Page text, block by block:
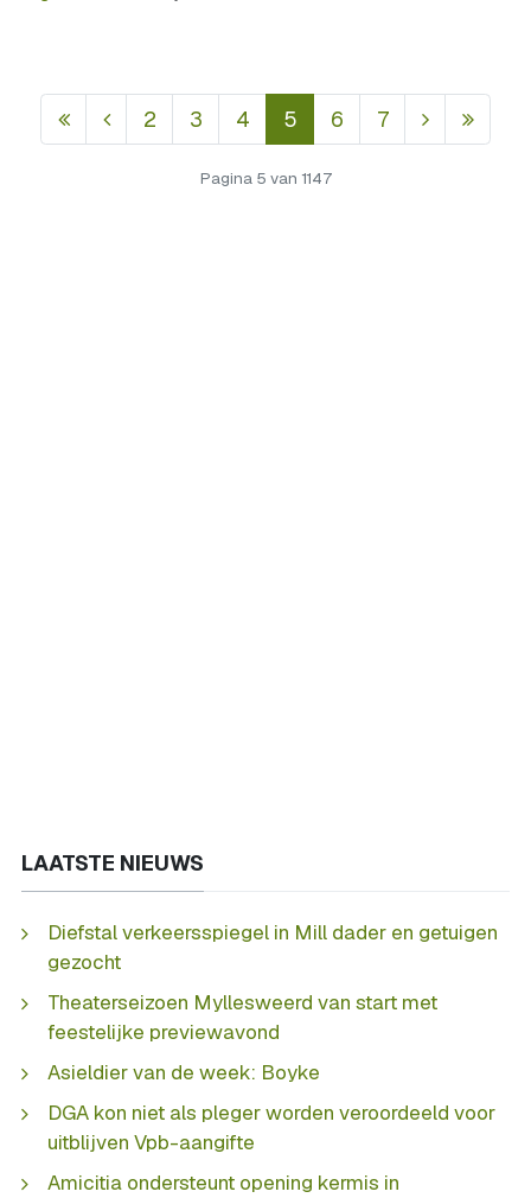
2 3 4 5 6 7
Pagina 5 van 1147
LAATSTE NIEUWS
Diefstal verkeersspiegel in Mill dader en getuigen
gezocht
Theaterseizoen Myllesweerd van start met
feestelijke previewavond
Asieldier van de week: Boyke
DGA kon niet als pleger worden veroordeeld voor
uitblijven Vpb-aangifte
Amicitia ondersteunt opening kermis in